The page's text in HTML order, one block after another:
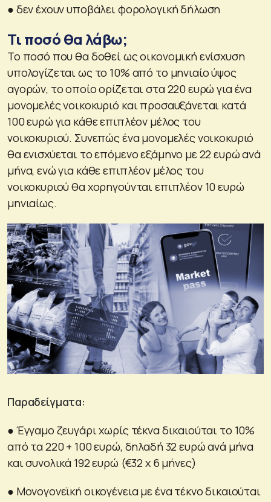
● δεν έχουν υποβάλει φορολογική δήλωση
Τι ποσό θα λάβω;
Το ποσό που θα δοθεί ως οικονομική ενίσχυση
υπολογίζεται ως το 10% από το μηνιαίο ύψος
αγορών, το οποίο ορίζεται στα 220 ευρώ για ένα
μονομελές νοικοκυριό και προσαυξάνεται κατά
100 ευρώ για κάθε επιπλέον μέλος του
νοικοκυριού. Συνεπώς ένα μονομελές νοικοκυριό
θα ενισχύεται το επόμενο εξάμηνο με 22 ευρώ ανά
μήνα, ενώ για κάθε επιπλέον μέλος του
νοικοκυριού θα χορηγούνται επιπλέον 10 ευρώ
μηνιαίως.
Παραδείγματα:
● Έγγαμο ζευγάρι χωρίς τέκνα δικαιούται το 10%
από τα 220 + 100 ευρώ, δηλαδή 32 ευρώ ανά μήνα
και συνολικά 192 ευρώ (€32 x 6 μήνες)
● Μονογονεϊκή οικογένεια με ένα τέκνο δικαιούται